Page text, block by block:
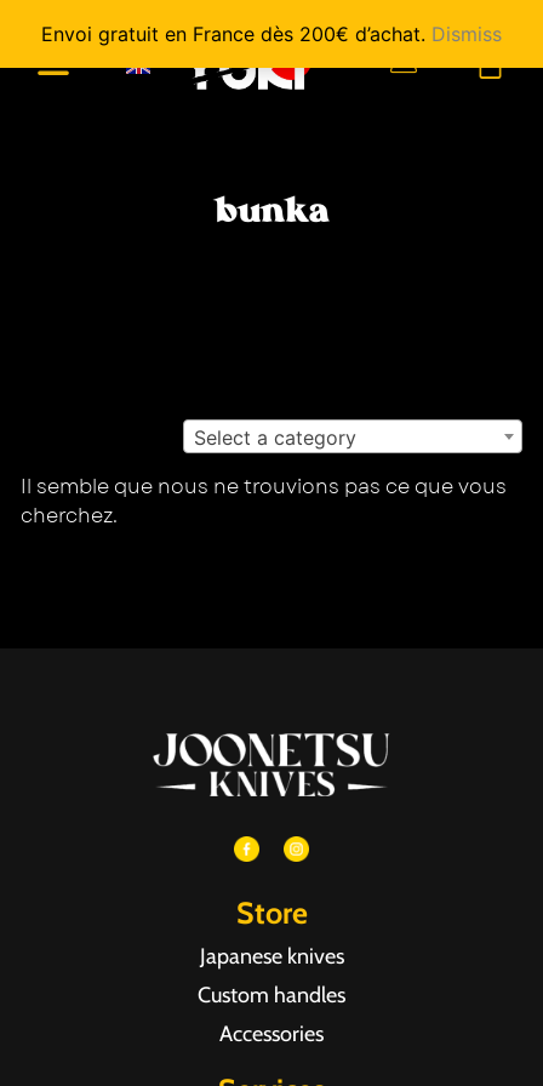
Envoi gratuit en France dès 200€ d’achat. Dismiss
bunka
Select a category
Il semble que nous ne trouvions pas ce que vous
cherchez.
Store
Japanese knives
Custom handles
Accessories